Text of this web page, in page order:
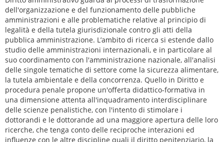
dell'organizzazione e del funzionamento delle pubbliche
amministrazioni e alle problematiche relative al principio di
legalità e della tutela giurisdizionale contro gli atti della
pubblica amministrazione. L’ambito di ricerca si estende dallo
studio delle amministrazioni internazionali, e in particolare al
suo coordinamento con l'amministrazione nazionale, all'analisi
delle singole tematiche di settore come la sicurezza alimentare,
la tutela ambientale e della concorrenza. Quello in Diritto e
procedura penale propone un'offerta didattico-formativa in
una dimensione attenta all'inquadramento interdisciplinare
delle scienze penalistiche, con l'intento di stimolare i
dottorandi e le dottorande ad una maggiore apertura delle loro
ricerche, che tenga conto delle reciproche interazioni ed
influenze con le altre discipline quali il diritto penitenziario, la